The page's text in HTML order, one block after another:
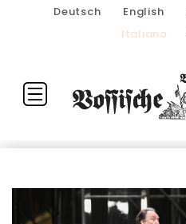
Deutsch English
Italiano